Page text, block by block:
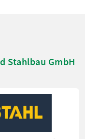
Stahlbau GmbH